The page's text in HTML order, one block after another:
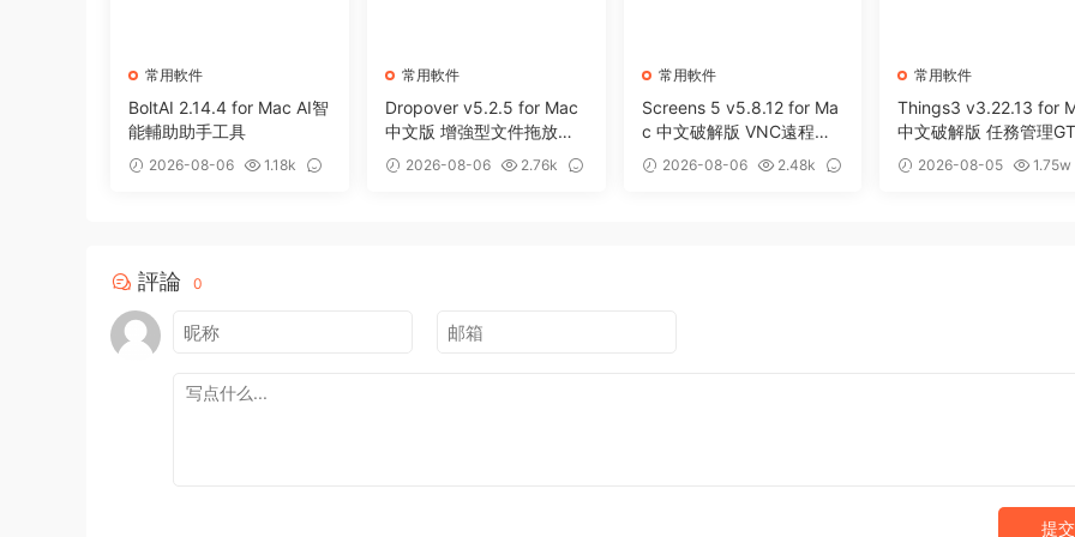
常用軟件
BoltAI 2.14.4 for Mac AI智
能輔助助手工具
2026-08-06
1.18k
常用軟件
Dropover v5.2.5 for Mac
中文版 增強型文件拖放暫
存備用整理工具
2026-08-06
2.76k
常用軟件
Screens 5 v5.8.12 for Ma
c 中文破解版 VNC遠程桌
面客戶端應用程序
2026-08-06
2.48k
常用軟件
Things3 v3.22.13 for
中文破解版 任務管理
效率工具
2026-08-05
1.75w
評論 0
提交